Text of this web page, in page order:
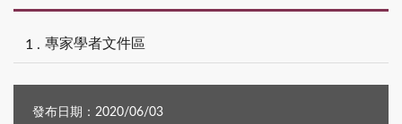
專家學者文件區
發布日期：2020/06/03